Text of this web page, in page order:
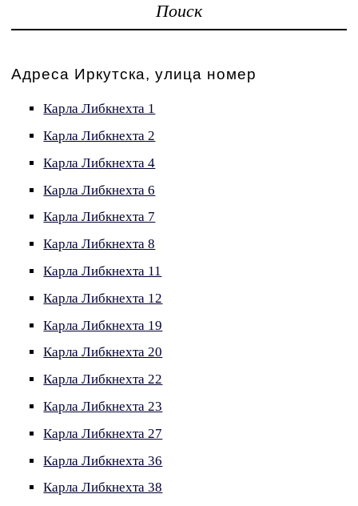
Поиск
Адреса Иркутска, улица номер
Карла Либкнехта 1
Карла Либкнехта 2
Карла Либкнехта 4
Карла Либкнехта 6
Карла Либкнехта 7
Карла Либкнехта 8
Карла Либкнехта 11
Карла Либкнехта 12
Карла Либкнехта 19
Карла Либкнехта 20
Карла Либкнехта 22
Карла Либкнехта 23
Карла Либкнехта 27
Карла Либкнехта 36
Карла Либкнехта 38